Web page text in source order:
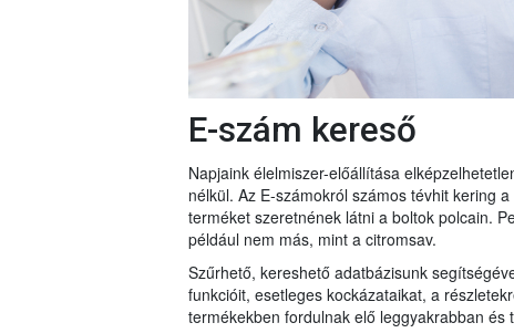
E-szám kereső
Napjaink élelmiszer-előállítása
nélkül. Az E-számokról számos tévhit kering
terméket szeretnének látni a boltok polcain.
például nem más, mint a citromsav.
Szűrhető, kereshető adatbázisunk
funkcióit, esetleges kockázataikat, a
termékekben fordulnak elő leggyakrabban és